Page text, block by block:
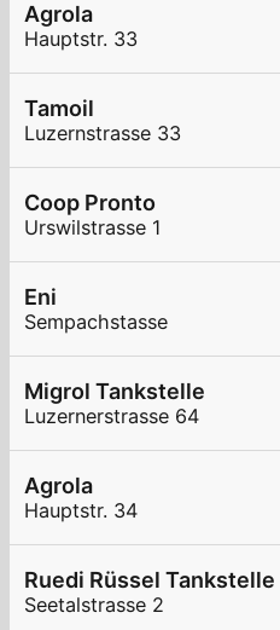
Agrola
Hauptstr. 33
Tamoil
Luzernstrasse 33
Coop Pronto
Urswilstrasse 1
Eni
Sempachstasse
Migrol Tankstelle
Luzernerstrasse 64
Agrola
Hauptstr. 34
Seetalstrasse 2